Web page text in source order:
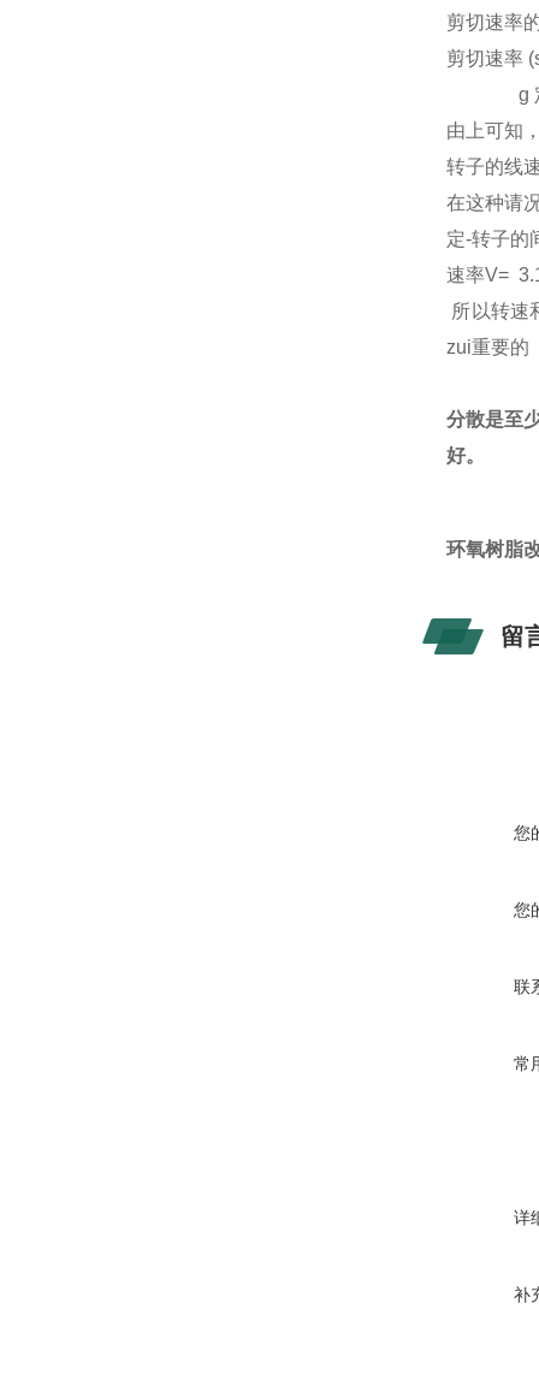
剪切速率
剪切速
g 定-
由上可知
转子的线
在这种请
定-转子的
速率V=
所以转速
zui重要的
分散是至
好。
环氧树脂
留
您
您
联
常
详
补